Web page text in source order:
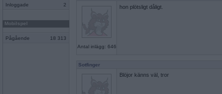
Inloggade 2
Mobilspel
Pågående 18 313
Antal inlägg: 646
hon plötsligt dåligt.
Sotfinger
Blöjor känns väl, tror